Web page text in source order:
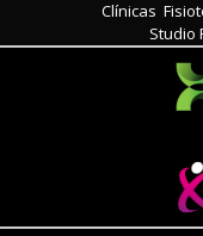
Clínicas
Studio